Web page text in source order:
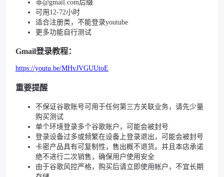
非@gmail.com后缀
可用12-72小时
适合注册类，不能登录youtube
更多功能自行测试
Gmail登录教程：
https://youtu.be/MHvJVGUUtoE
重要提醒
不保证谷歌账号可用于任何第三方关联业务，请先少量
购买测试
单个环境登录多个谷歌账户，可能会被封号
登录设备过多或频繁在设备上登录退出，可能会被封号
卡密产品具有可复制性，售出概不退货。并且本店承诺
绝不进行二次销售，确保用户使用安全
由于谷歌风控严格，购买后请立即使用帐户，不宜长期